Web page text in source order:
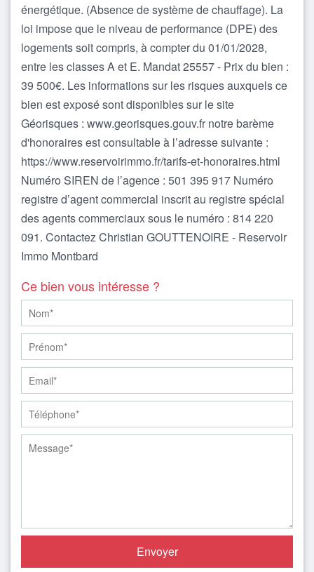
énergétique. (Absence de système de chauffage). La
loi impose que le niveau de performance (DPE) des
logements soit compris, à compter du 01/01/2028,
entre les classes A et E. Mandat 25557 - Prix du bien :
39 500€. Les informations sur les risques auxquels ce
bien est exposé sont disponibles sur le site
Géorisques : www.georisques.gouv.fr notre barème
d'honoraires est consultable à l’adresse suivante :
https://www.reservoirimmo.fr/tarifs-et-honoraires.html
Numéro SIREN de l’agence : 501 395 917 Numéro
registre d’agent commercial inscrit au registre spécial
des agents commerciaux sous le numéro : 814 220
091. Contactez Christian GOUTTENOIRE - Reservoir
Immo Montbard
Ce bien vous intéresse ?